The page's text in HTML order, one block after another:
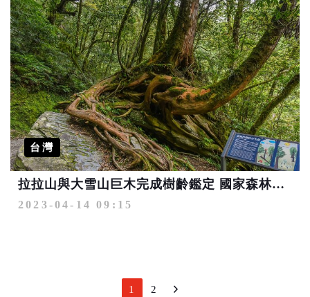
台灣
拉拉山與大雪山巨木完成樹齡鑑定 國家森林遊樂區十大巨木出列
2023-04-14 09:15
1 2